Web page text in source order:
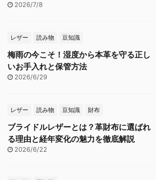
2026/7/8
レザー 読み物 豆知識
梅雨の今こそ！湿度から本革を守る正し
いお手入れと保管方法
2026/6/29
レザー 読み物 豆知識 財布
ブライドルレザーとは？革財布に選ばれ
る理由と経年変化の魅力を徹底解説
2026/6/22